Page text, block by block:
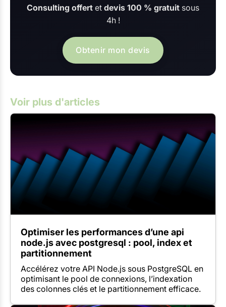
Consulting offert et devis 100 % gratuit sous
4h !
Obtenir mon devis
Voir plus d'articles
Optimiser les performances d’une api
node.js avec postgresql : pool, index et
partitionnement
Accélérez votre API Node.js sous PostgreSQL en
optimisant le pool de connexions, l’indexation
des colonnes clés et le partitionnement efficace.